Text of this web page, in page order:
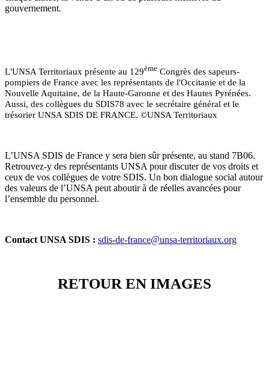
gouvernement.
L'UNSA Territoriaux présente au 129ème Congrès des sapeurs-
pompiers de France avec les représentants de l'Occitanie et de la
Nouvelle Aquitaine, de la Haute-Garonne et des Hautes Pyrénées.
Aussi, des collègues du SDIS78 avec le secrétaire général et le
trésorier UNSA SDIS DE FRANCE. ©UNSA Territoriaux
L’UNSA SDIS de France y sera bien sûr présente, au stand 7B06.
Retrouvez-y des représentants UNSA pour discuter de vos droits et
ceux de vos collègues de votre SDIS. Un bon dialogue social autour
des valeurs de l’UNSA peut aboutir à de réelles avancées pour
l’ensemble du personnel.
Contact UNSA SDIS : sdis-de-france@unsa-territoriaux.org
RETOUR EN IMAGES